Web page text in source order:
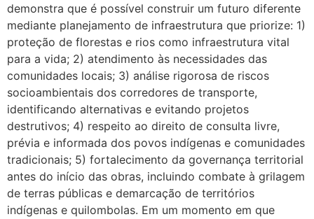
demonstra que é possível construir um futuro diferente
mediante planejamento de infraestrutura que priorize: 1)
proteção de florestas e rios como infraestrutura vital
para a vida; 2) atendimento às necessidades das
comunidades locais; 3) análise rigorosa de riscos
socioambientais dos corredores de transporte,
identificando alternativas e evitando projetos
destrutivos; 4) respeito ao direito de consulta livre,
prévia e informada dos povos indígenas e comunidades
tradicionais; 5) fortalecimento da governança territorial
antes do início das obras, incluindo combate à grilagem
de terras públicas e demarcação de territórios
indígenas e quilombolas. Em um momento em que